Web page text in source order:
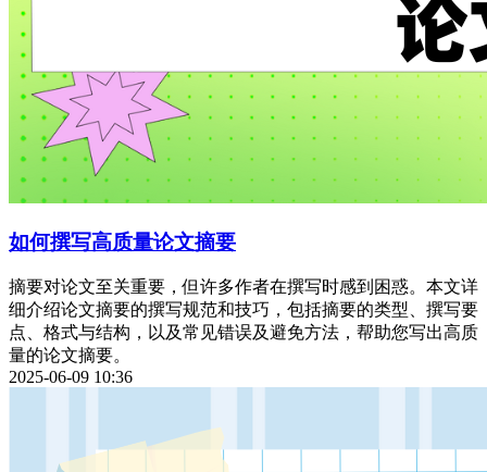
如何撰写高质量论文摘要
摘要对论文至关重要，但许多作者在撰写时感到困惑。本文详
细介绍论文摘要的撰写规范和技巧，包括摘要的类型、撰写要
点、格式与结构，以及常见错误及避免方法，帮助您写出高质
量的论文摘要。
2025-06-09 10:36